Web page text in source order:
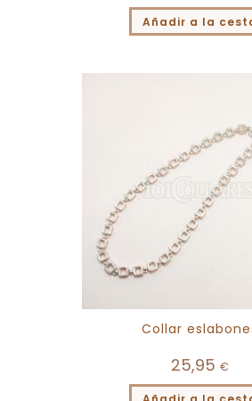
Añadir a la
Collar
25,95 €